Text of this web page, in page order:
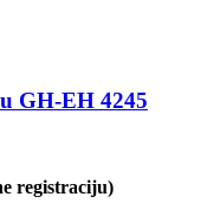
GH-EH 4245
registraciju)